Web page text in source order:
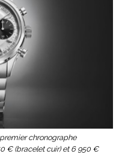
chronographe
€ (bracelet cuir) et 6 950 €